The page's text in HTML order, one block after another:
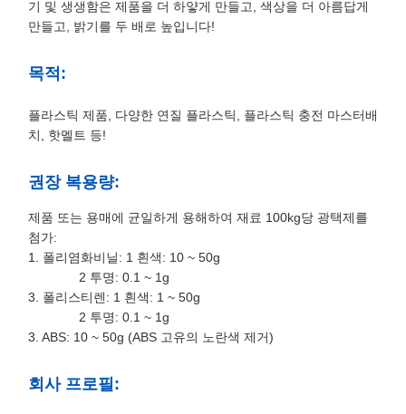
기 및 생생함은 제품을 더 하얗게 만들고, 색상을 더 아름답게
만들고, 밝기를 두 배로 높입니다!
목적:
플라스틱 제품, 다양한 연질 플라스틱, 플라스틱 충전 마스터배
치, 핫멜트 등!
권장 복용량:
제품 또는 용매에 균일하게 용해하여 재료 100kg당 광택제를
첨가:
1. 폴리염화비닐: 1 흰색: 10 ~ 50g
2 투명: 0.1 ~ 1g
3. 폴리스티렌: 1 흰색: 1 ~ 50g
2 투명: 0.1 ~ 1g
3. ABS: 10 ~ 50g (ABS 고유의 노란색 제거)
회사 프로필: